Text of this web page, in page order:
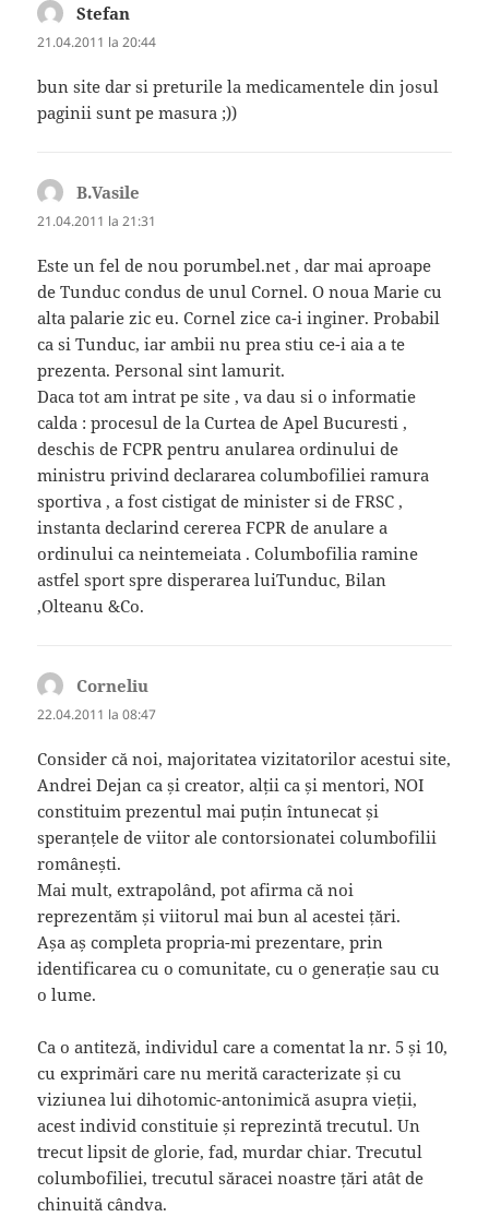
Stefan
21.04.2011 la 20:44
bun site dar si preturile la medicamentele din josul
paginii sunt pe masura ;))
B.Vasile
21.04.2011 la 21:31
Este un fel de nou porumbel.net , dar mai aproape
de Tunduc condus de unul Cornel. O noua Marie cu
alta palarie zic eu. Cornel zice ca-i inginer. Probabil
ca si Tunduc, iar ambii nu prea stiu ce-i aia a te
prezenta. Personal sint lamurit.
Daca tot am intrat pe site , va dau si o informatie
calda : procesul de la Curtea de Apel Bucuresti ,
deschis de FCPR pentru anularea ordinului de
ministru privind declararea columbofiliei ramura
sportiva , a fost cistigat de minister si de FRSC ,
instanta declarind cererea FCPR de anulare a
ordinului ca neintemeiata . Columbofilia ramine
astfel sport spre disperarea luiTunduc, Bilan
,Olteanu &Co.
Corneliu
22.04.2011 la 08:47
Consider că noi, majoritatea vizitatorilor acestui site,
Andrei Dejan ca și creator, alții ca și mentori, NOI
constituim prezentul mai puțin întunecat și
speranțele de viitor ale contorsionatei columbofilii
românești.
Mai mult, extrapolând, pot afirma că noi
reprezentăm și viitorul mai bun al acestei țări.
Așa aș completa propria-mi prezentare, prin
identificarea cu o comunitate, cu o generație sau cu
o lume.
Ca o antiteză, individul care a comentat la nr. 5 și 10,
cu exprimări care nu merită caracterizate și cu
viziunea lui dihotomic-antonimică asupra vieții,
acest individ constituie și reprezintă trecutul. Un
trecut lipsit de glorie, fad, murdar chiar. Trecutul
columbofiliei, trecutul săracei noastre țări atât de
chinuită cândva.